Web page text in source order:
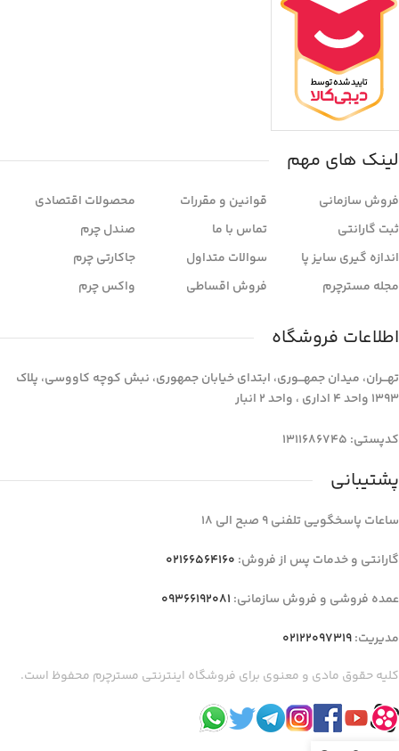
لینک های مهم
فروش سازمانی
ثبت گارانتی
اندازه گیری سایز پا
مجله مسترچرم
قوانین و مقررات
تماس با ما
سوالات متداول
فروش اقساطی
محصولات اقتصادی
صندل چرم
جاکارتی چرم
واکس چرم
اطلاعات فروشگاه
تهـــران، میدان جمهـــوری، ابتدای خیابان جمهوری، نبش کوچه کاووسی، پلاک
1393 واحد 4 اداری ، واحد 2 انبار
کدپستی: 1311686745
پشتیبانی
ساعات پاسخگویی تلفنی 9 صبح الی 18
گارانتی و خدمات پس از فروش: 02166564160
عمده فروشی و فروش سازمانی: 09366192081
مدیریت:02122097319
کلیه حقوق مادی و معنوی برای فروشگاه اینترنتی مسترچرم محفوظ است.